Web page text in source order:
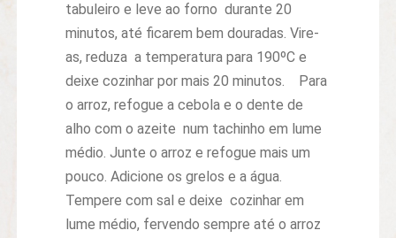
tabuleiro e leve ao forno durante 20
minutos, até ﬁcarem bem douradas. Vire-
as, reduza a temperatura para 190ºC e
deixe cozinhar por mais 20 minutos. Para
o arroz, refogue a cebola e o dente de
alho com o azeite num tachinho em lume
médio. Junte o arroz e refogue mais um
pouco. Adicione os grelos e a água.
Tempere com sal e deixe cozinhar em
lume médio, fervendo sempre até o arroz